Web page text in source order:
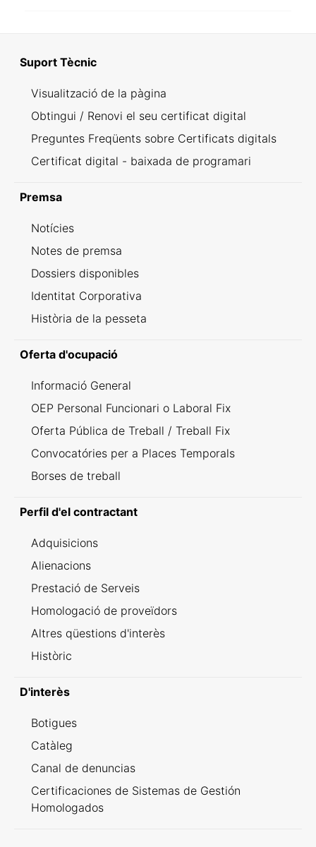
Suport Tècnic
Visualització de la pàgina
Obtingui / Renovi el seu certificat digital
Preguntes Freqüents sobre Certificats digitals
Certificat digital - baixada de programari
Premsa
Notícies
Notes de premsa
Dossiers disponibles
Identitat Corporativa
Història de la pesseta
Oferta d'ocupació
Informació General
OEP Personal Funcionari o Laboral Fix
Oferta Pública de Treball / Treball Fix
Convocatóries per a Places Temporals
Borses de treball
Perfil d'el contractant
Adquisicions
Alienacions
Prestació de Serveis
Homologació de proveïdors
Altres qüestions d'interès
Històric
D'interès
Botigues
Catàleg
Canal de denuncias
Certificaciones de Sistemas de Gestión
Homologados